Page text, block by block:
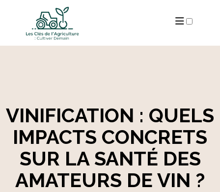
VINIFICATION : QUELS
IMPACTS CONCRETS
SUR LA SANTÉ DES
AMATEURS DE VIN ?